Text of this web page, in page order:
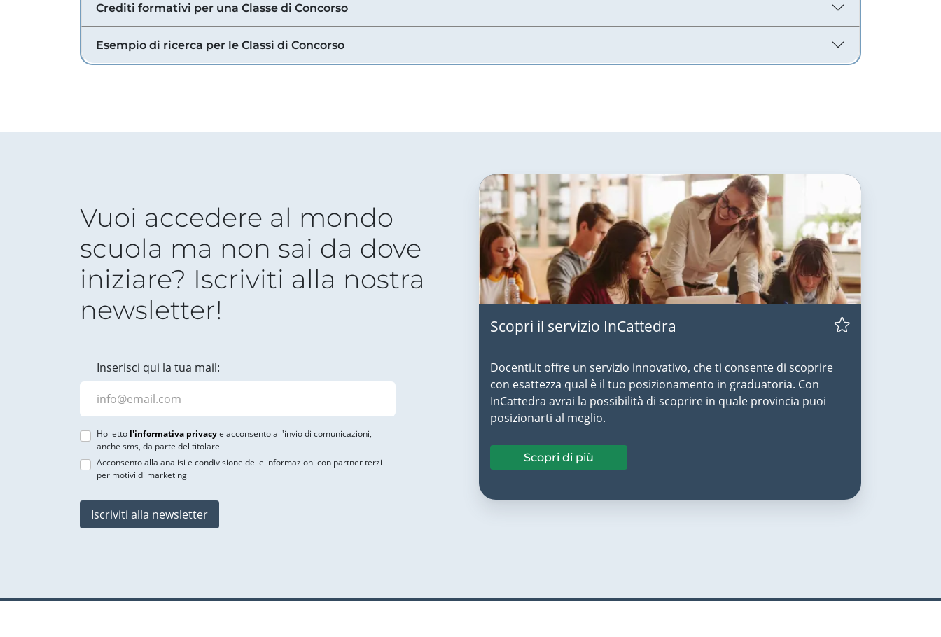
Crediti formativi per una Classe di Concorso
Esempio di ricerca per le Classi di Concorso
Vuoi accedere al mondo
scuola ma non sai da dove
iniziare? Iscriviti alla nostra
newsletter!
Inserisci qui la tua mail:
Ho letto l'informativa privacye acconsento all'invio di comunicazioni,
anche sms, da parte del titolare
Acconsento alla analisi e condivisione delle informazioni con partner terzi
per motivi di marketing
Iscriviti alla newsletter
Scopri il servizio InCattedra
Docenti.it offre un servizio innovativo, che ti consente di scoprire
con esattezza qual è il tuo posizionamento in graduatoria. Con
InCattedra avrai la possibilità di scoprire in quale provincia puoi
posizionarti al meglio.
Scopri di più